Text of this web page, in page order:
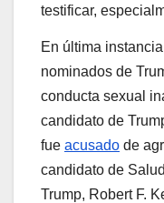
testificar,
En última
nominados de
conducta sexual
candidato de
fue acusado de
candidato de
Trump, Robert F.